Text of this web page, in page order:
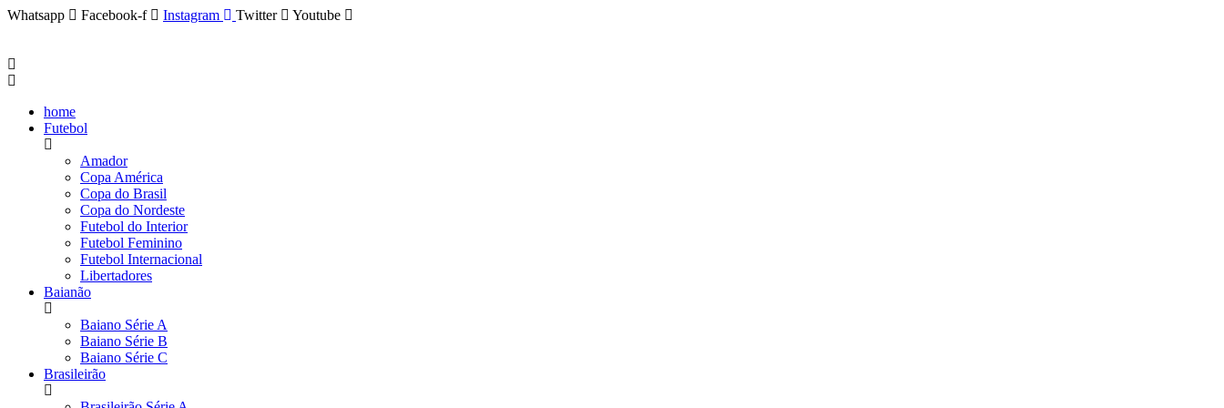
Whatsapp Facebook-f Instagram Twitter Youtube
home
Futebol
Amador
Copa América
Copa do Brasil
Copa do Nordeste
Futebol do Interior
Futebol Feminino
Futebol Internacional
Libertadores
Baianão
Baiano Série A
Baiano Série B
Baiano Série C
Brasileirão